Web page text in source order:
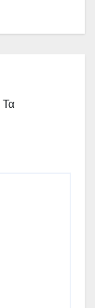
Τα